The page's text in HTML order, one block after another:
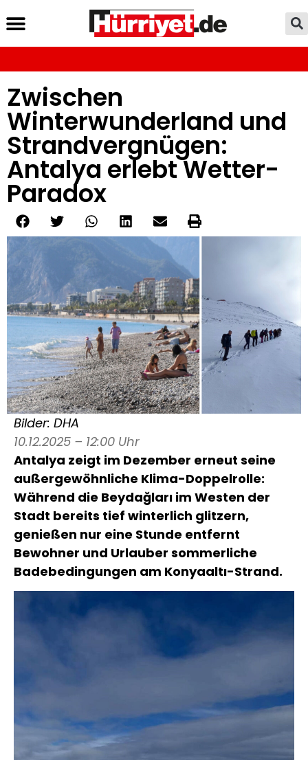
Zwischen
Winterwunderland und
Strandvergnügen:
Antalya erlebt Wetter-
Paradox
Bilder: DHA
10.12.2025 – 12:00 Uhr
Antalya zeigt im Dezember erneut seine
außergewöhnliche Klima-Doppelrolle:
Während die Beydağları im Westen der
Stadt bereits tief winterlich glitzern,
genießen nur eine Stunde entfernt
Bewohner und Urlauber sommerliche
Badebedingungen am Konyaaltı-Strand.